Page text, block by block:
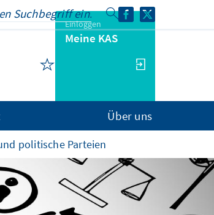
Einloggen
Meine KAS
Über uns
politische Parteien